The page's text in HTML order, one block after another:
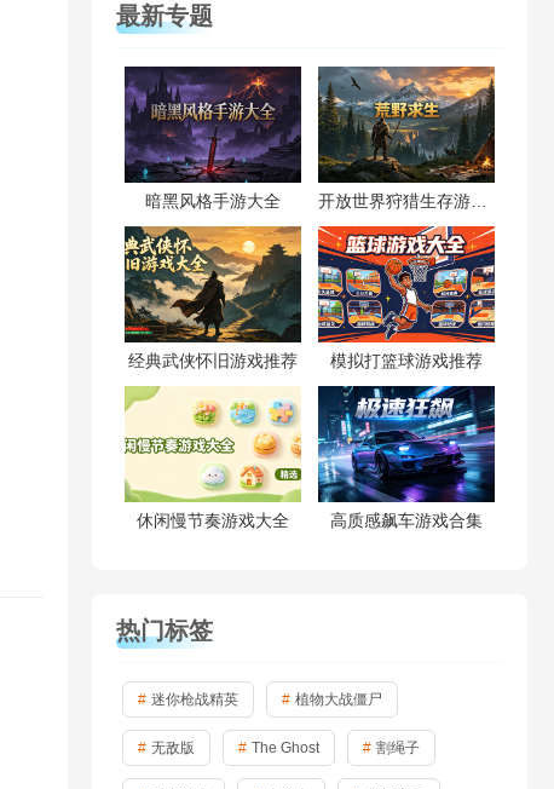
最新专题
暗黑风格手游大全
经典武侠怀旧游戏推荐 模拟打篮球游戏推荐
休闲慢节奏游戏大全 高质感飙车游戏合集
热门标签
迷你枪战精英 植物大战僵尸
无敌版 The Ghost 割绳子